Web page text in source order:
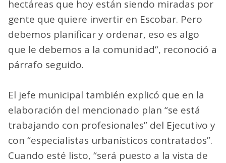
hectáreas que hoy están siendo miradas por
gente que quiere invertir en Escobar. Pero
debemos planificar y ordenar, eso es algo
que le debemos a la comunidad”, reconoció a
párrafo seguido.
El jefe municipal también explicó que en la
elaboración del mencionado plan “se está
trabajando con profesionales” del Ejecutivo y
con “especialistas urbanísticos contratados”.
Cuando esté listo, “será puesto a la vista de